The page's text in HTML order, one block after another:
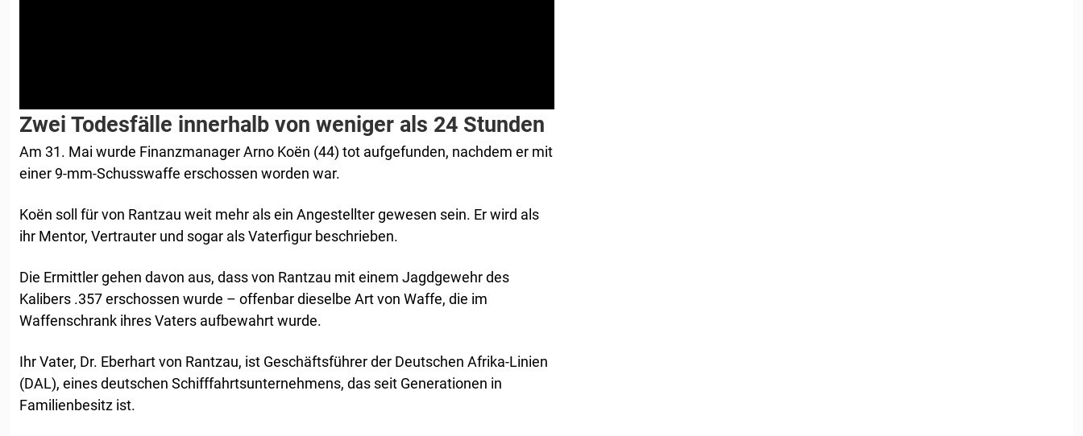
Zwei Todesfälle innerhalb von weniger als 24 Stunden
Am 31. Mai wurde Finanzmanager Arno Koën (44) tot aufgefunden, nachdem er mit
einer 9-mm-Schusswaffe erschossen worden war.
Koën soll für von Rantzau weit mehr als ein Angestellter gewesen sein. Er wird als
ihr Mentor, Vertrauter und sogar als Vaterfigur beschrieben.
Die Ermittler gehen davon aus, dass von Rantzau mit einem Jagdgewehr des
Kalibers .357 erschossen wurde – offenbar dieselbe Art von Waffe, die im
Waffenschrank ihres Vaters aufbewahrt wurde.
Ihr Vater, Dr. Eberhart von Rantzau, ist Geschäftsführer der Deutschen Afrika-Linien
(DAL), eines deutschen Schifffahrtsunternehmens, das seit Generationen in
Familienbesitz ist.